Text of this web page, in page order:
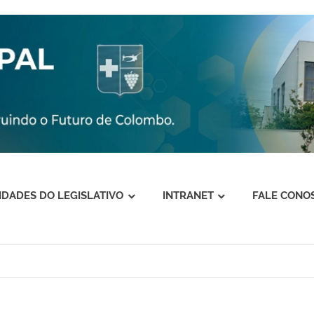
DO LEGISLATIVO INTRANET FALE